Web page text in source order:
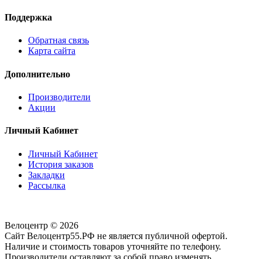
Поддержка
Обратная связь
Карта сайта
Дополнительно
Производители
Акции
Личный Кабинет
Личный Кабинет
История заказов
Закладки
Рассылка
Велоцентр © 2026
Сайт Велоцентр55.РФ не является публичной офертой.
Наличие и стоимость товаров уточняйте по телефону.
Производители оставляют за собой право изменять